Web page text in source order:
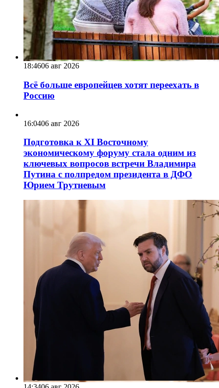
18:4606 авг 2026
Всё больше европейцев хотят переехать в
Россию
16:0406 авг 2026
Подготовка к XI Восточному
экономическому форуму стала одним из
ключевых вопросов встречи Владимира
Путина с полпредом президента в ДФО
Юрием Трутневым